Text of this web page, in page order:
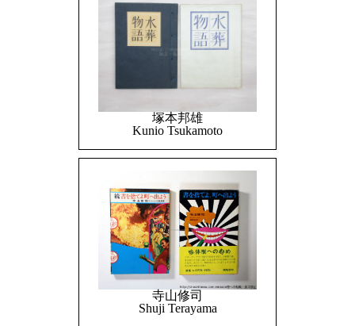
塚本邦雄
Kunio Tsukamoto
寺山修司
Shuji Terayama